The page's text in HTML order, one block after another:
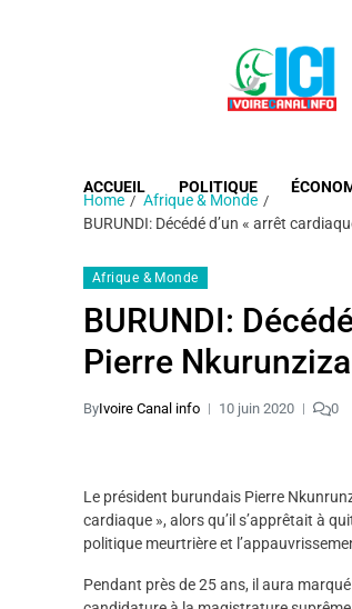
ACCUEIL POLITIQUE
Home
Afrique & Monde
BURUNDI: Décédé d’un « arrêt
Afrique & Monde
BURUNDI:
Pierre
ByIvoire Canal info 10 juin 2020 0
Le président burundais Pierre
cardiaque », alors qu’il s’apprêtait à
politique meurtrière et
Pendant près de 25 ans, il aura